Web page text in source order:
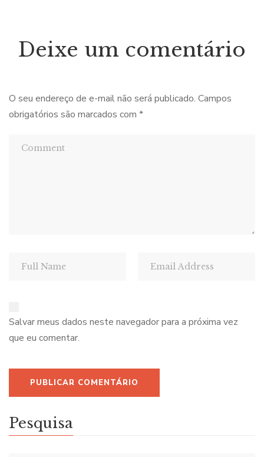
Deixe um comentário
O seu endereço de e-mail não será publicado. Campos
obrigatórios são marcados com *
Salvar meus dados neste navegador para a próxima vez
que eu comentar.
Pesquisa